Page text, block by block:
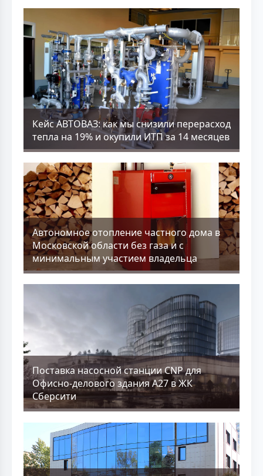
Кейс АВТОВАЗ: как мы снизили перерасход
тепла на 19% и окупили ИТП за 14 месяцев
Aвтономное отопление частного дома в
Московской области без газа и с
минимальным участием владельца
Поставка насосной станции CNP для
Офисно-делового здания А27 в ЖК
Сберсити